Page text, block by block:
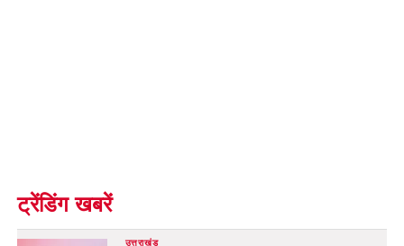
ट्रेंडिंग खबरें
उत्तराखंड